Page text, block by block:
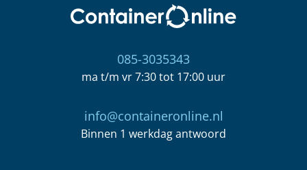
085-3035343
ma t/m vr 7:30 tot 17:00 uur
info@containeronline.nl
Binnen 1 werkdag antwoord